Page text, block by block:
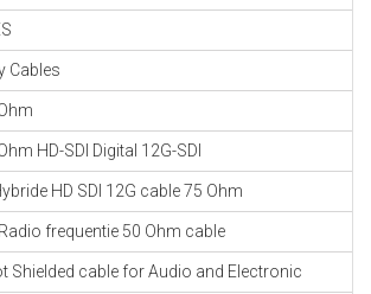
Cables
HD-SDI Digital 12G-SDI
HD SDI 12G cable 75 Ohm
frequentie 50 Ohm cable
Shielded cable for Audio and Electronic